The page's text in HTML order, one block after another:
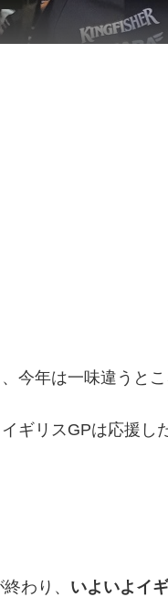
今年は一味違うとこ
ギリスGPは応援し
わり、 いよいよイ